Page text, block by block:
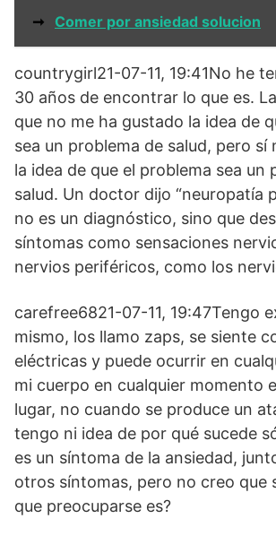
➞ Comer por ansiedad solucion
countrygirl21-07-11, 19:41No he
30 años de encontrar lo que es.
que no me ha gustado la idea de
sea un problema de salud, pero sí
la idea de que el problema sea un
salud. Un doctor dijo “neuropatía
no es un diagnóstico, sino que
síntomas como sensaciones
nervios periféricos, como los
carefree6821-07-11, 19:47Tengo
mismo, los llamo zaps, se siente
eléctricas y puede ocurrir en
mi cuerpo en cualquier momento
lugar, no cuando se produce un
tengo ni idea de por qué sucede
es un síntoma de la ansiedad,
otros síntomas, pero no creo que
que preocuparse es?